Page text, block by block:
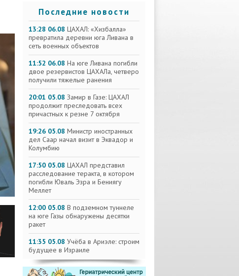
Последние новости
13:28 06.08 ЦАХАЛ: «Хизбалла»
превратила деревни юга Ливана в
сеть военных объектов
11:52 06.08 На юге Ливана погибли
двое резервистов ЦАХАЛа, четверо
получили тяжелые ранения
20:01 05.08 Замир в Газе: ЦАХАЛ
продолжит преследовать всех
причастных к резне 7 октября
19:26 05.08 Министр иностранных
дел Саар начал визит в Эквадор и
Колумбию
17:50 05.08 ЦАХАЛ представил
расследование теракта, в котором
погибли Юваль Эзра и Бениягу
Меллет
12:00 05.08 В подземном туннеле
на юге Газы обнаружены десятки
ракет
11:35 05.08 Учёба в Ариэле: строим
будущее в Израиле